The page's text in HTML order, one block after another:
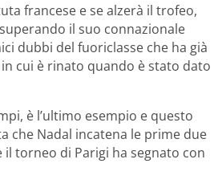
francese e se alzerà il trofeo,
il suo connazionale
dubbi del fuoriclasse che ha già
cui è rinato quando è stato dato
è l’ultimo esempio e questo
che Nadal incatena le prime due
il torneo di Parigi ha segnato con